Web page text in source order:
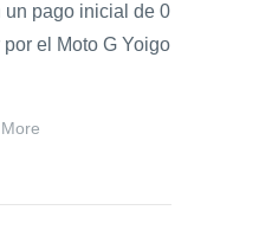
un pago inicial de 0
el Moto G Yoigo
More